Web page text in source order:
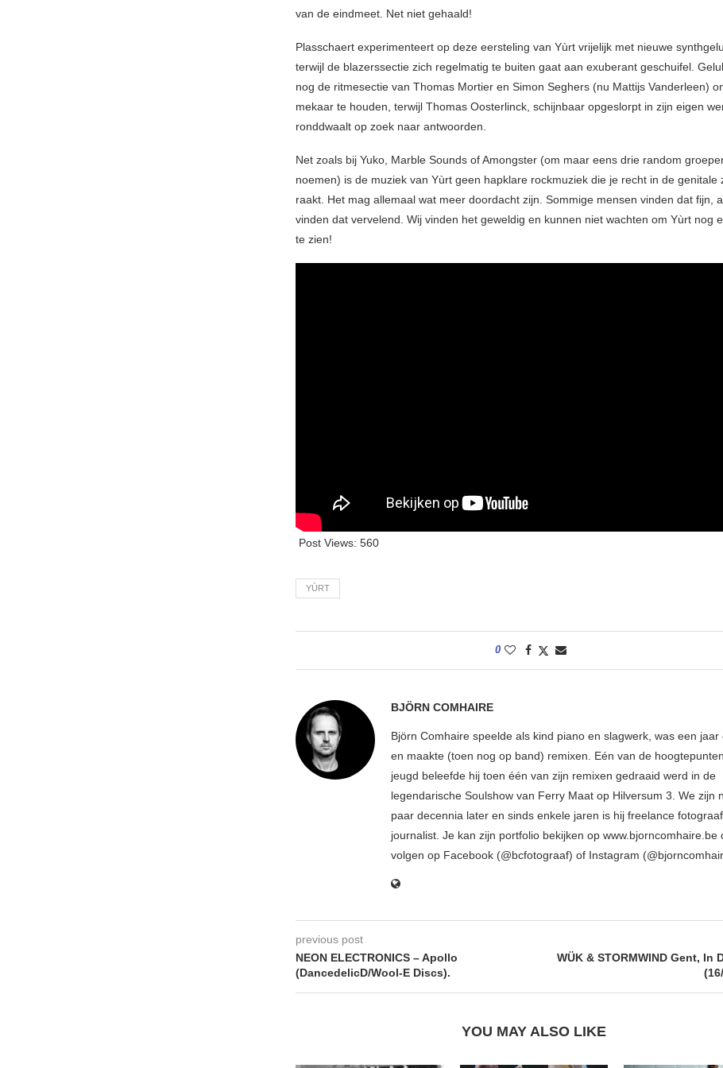
van de eindmeet. Net niet gehaald!
Plasschaert experimenteert op deze eersteling van Yùrt vrijelijk met nieuwe
terwijl de blazerssectie zich regelmatig te buiten gaat aan exuberant geschuifel.
nog de ritmesectie van Thomas Mortier en Simon Seghers (nu Mattijs Vanderleen)
mekaar te houden, terwijl Thomas Oosterlinck, schijnbaar opgeslorpt in zijn eigen
ronddwaalt op zoek naar antwoorden.
Net zoals bij Yuko, Marble Sounds of Amongster (om maar eens drie random
noemen) is de muziek van Yùrt geen hapklare rockmuziek die je recht in de genitale
raakt. Het mag allemaal wat meer doordacht zijn. Sommige mensen vinden dat fijn,
vinden dat vervelend. Wij vinden het geweldig en kunnen niet wachten om Yùrt nog
te zien!
Post Views: 560
YÙRT
0
BJÖRN COMHAIRE
Björn Comhaire speelde als kind piano en slagwerk, was een jaar
en maakte (toen nog op band) remixen. Eén van de
jeugd beleefde hij toen één van zijn remixen gedraaid werd in de
legendarische Soulshow van Ferry Maat op Hilversum 3. We zijn
paar decennia later en sinds enkele jaren is hij freelance
journalist. Je kan zijn portfolio bekijken op www.bjorncomhaire.be
volgen op Facebook (@bcfotograaf) of Instagram
previous post
NEON ELECTRONICS – Apollo
(DancedelicD/Wool-E Discs).
WÜK & STORMWIND Gent, In
YOU MAY ALSO LIKE